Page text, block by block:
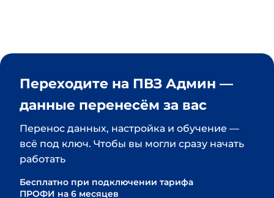
Переходите на ПВЗ Админ —
данные перенесём за вас
Перенос данных, настройка и обучение —
всё под ключ. Чтобы вы могли сразу начать
работать
Бесплатно при подключении тарифа
ПРОФИ на 6 месяцев